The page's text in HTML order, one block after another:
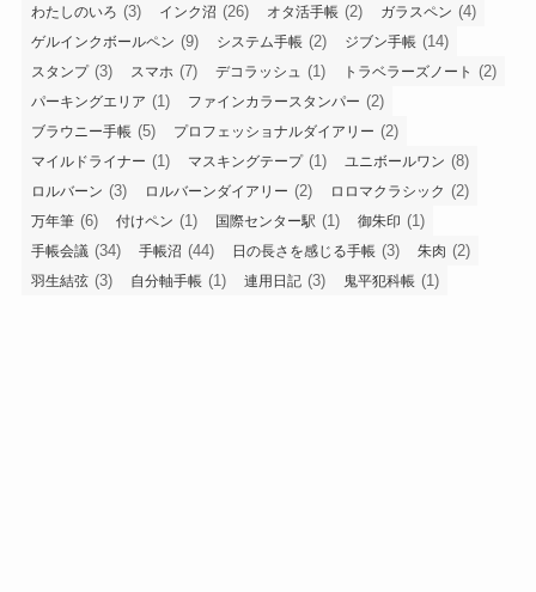
わたしのいろ (3) インク沼 (26) オタ活手帳 (2) ガラスペン (4)
ゲルインクボールペン (9) システム手帳 (2) ジブン手帳 (14)
スタンプ(3) スマホ (7) デコラッシュ (1) トラベラーズノート (2)
パーキングエリア (1) ファインカラースタンパー (2)
ブラウニー手帳 (5) プロフェッショナルダイアリー (2)
マイルドライナー (1) マスキングテープ(1) ユニボールワン (8)
ロルバーン (3) ロルバーンダイアリー (2) ロロマクラシック (2)
万年筆 (6) 付けペン (1) 国際センター駅 (1) 御朱印 (1)
手帳会議 (34) 手帳沼 (44) 日の長さを感じる手帳 (3) 朱肉 (2)
羽生結弦 (3) 自分軸手帳 (1) 連用日記 (3) 鬼平犯科帳 (1)